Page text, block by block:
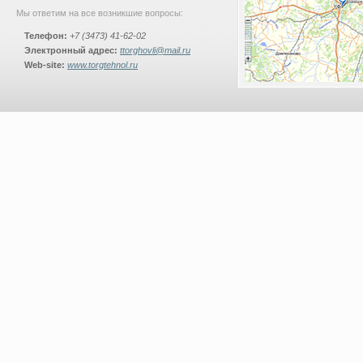
Мы ответим на все возникшие вопросы:
Телефон: +7 (3473) 41-62-02
Электронный адрес: ttorghovli@mail.ru
Web-site: www.torgtehnol.ru